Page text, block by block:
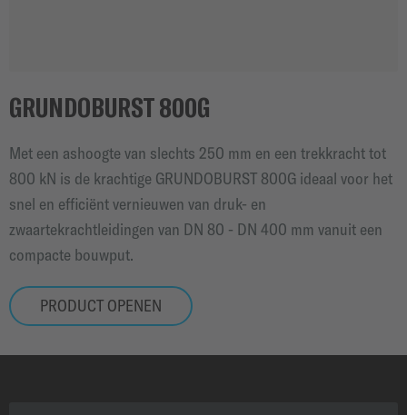
GRUNDOBURST 800G
Met een ashoogte van slechts 250 mm en een trekkracht tot
800 kN is de krachtige GRUNDOBURST 800G ideaal voor het
snel en efficiënt vernieuwen van druk- en
zwaartekrachtleidingen van DN 80 - DN 400 mm vanuit een
compacte bouwput.
PRODUCT OPENEN